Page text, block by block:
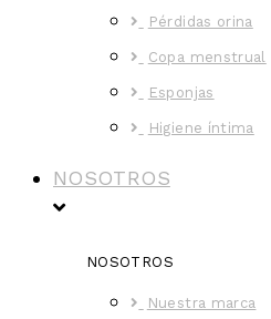
Pérdidas orina
Copa menstrual
Esponjas
Higiene íntima
NOSOTROS
NOSOTROS
Nuestra marca